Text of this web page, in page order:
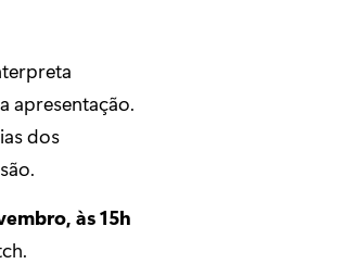
apresentação.
dos
às 15h